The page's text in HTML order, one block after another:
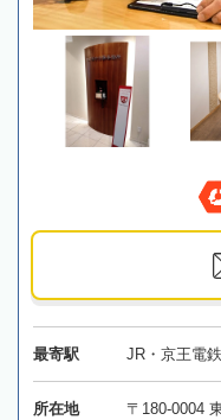
最寄駅 JR・京王電
所在地
〒180-0004